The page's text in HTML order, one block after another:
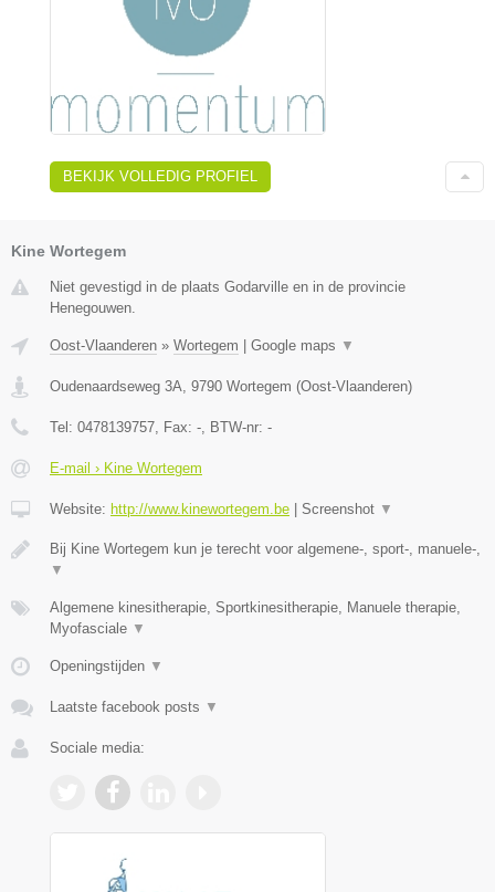
BEKIJK VOLLEDIG PROFIEL
Kine Wortegem
Niet gevestigd in de plaats Godarville en in de provincie
Henegouwen.
Oost-Vlaanderen » Wortegem | Google maps ▼
Oudenaardseweg 3A 9790 Wortegem (Oost-Vlaanderen)
Tel: 0478139757 , Fax: - , BTW-nr: -
E-mail › Kine Wortegem
Website: http://www.kinewortegem.be | Screenshot ▼
Bij Kine Wortegem kun je terecht voor algemene-, sport-, manuele-,
▼
Algemene kinesitherapie, Sportkinesitherapie, Manuele therapie,
Myofasciale ▼
Openingstijden ▼
Laatste facebook posts ▼
Sociale media: